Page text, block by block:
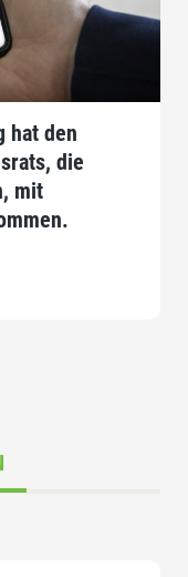
hat den
die
mit